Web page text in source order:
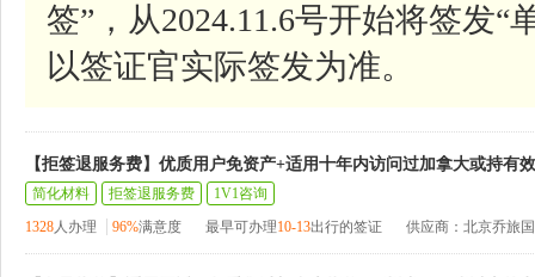
签”，从2024.11.6号开始将签发
以签证官实际签发为准。
【拒签退服务费】优质用户免资产+适用十年内访问过加拿大或持有
简化材料 拒签退服务费
1V1咨询
1328人办理 96%满意度 最早可办理10-13出行的签证 供应商：北京乔旅